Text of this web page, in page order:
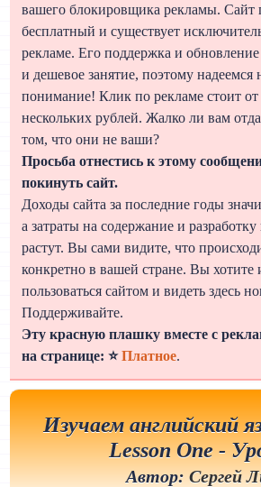
вашего блокировщика рекламы. Сайт
бесплатный и существует
рекламе. Его поддержка и
и дешевое занятие, поэтому надеемся
понимание! Клик по рекламе стоит от
нескольких рублей. Жалко ли вам
том, что они не ваши?
Просьба отнестись к этому
покинуть сайт.
Доходы сайта за последние годы
а затраты на содержание и разработку
растут. Вы сами видите, что
конкретно в вашей стране. Вы хотите
пользоваться сайтом и видеть здесь
Поддерживайте.
Эту красную плашку вместе с
на странице: ⭐Платное.
Изучаем английский
Lesson One -
Автор:Сергей